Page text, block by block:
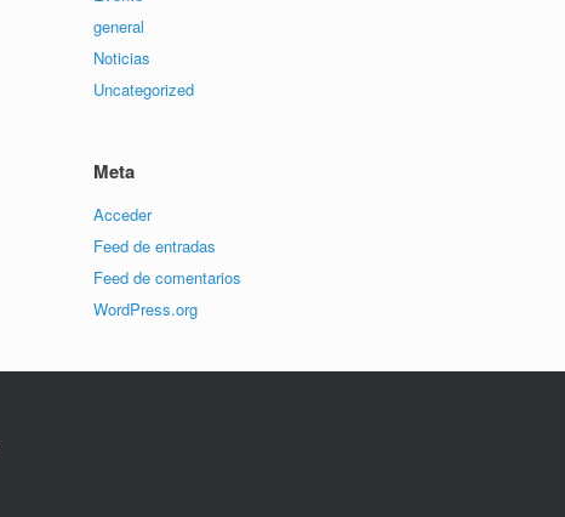
general
Noticias
Uncategorized
Meta
Acceder
Feed de entradas
Feed de comentarios
WordPress.org